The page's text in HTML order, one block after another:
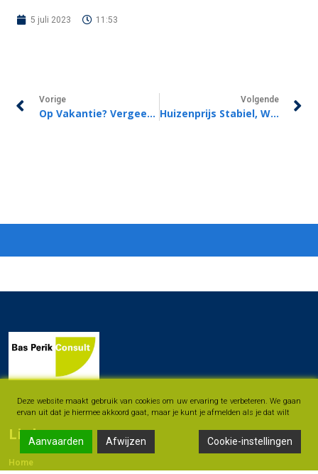
5 juli 2023 11:53
Vorige
Op Vakantie? Vergeet Uw Groene Kaart Niet!
Volgende
Huizenprijs Stabiel, Wel Daling Ten Opzichte Van Vorig Jaar
Links
Home
Deze website maakt gebruik van cookies om uw ervaring te verbeteren. We gaan
ervan uit dat je hiermee akkoord gaat, maar je kunt je afmelden als je dat wilt
Aanvaarden Afwijzen Cookie-instellingen